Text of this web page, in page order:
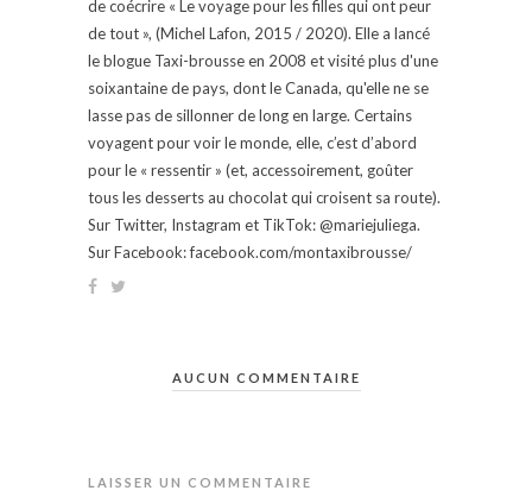
de coécrire « Le voyage pour les filles qui ont peur
de tout », (Michel Lafon, 2015 / 2020). Elle a lancé
le blogue Taxi-brousse en 2008 et visité plus d'une
soixantaine de pays, dont le Canada, qu'elle ne se
lasse pas de sillonner de long en large. Certains
voyagent pour voir le monde, elle, c’est d’abord
pour le « ressentir » (et, accessoirement, goûter
tous les desserts au chocolat qui croisent sa route).
Sur Twitter, Instagram et TikTok: @mariejuliega.
Sur Facebook: facebook.com/montaxibrousse/
AUCUN COMMENTAIRE
LAISSER UN COMMENTAIRE